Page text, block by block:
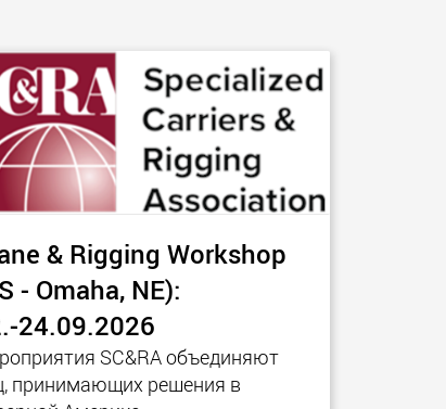
средства
SPMT и промышленные
транспортные средства
для грузов до 25 000 т и
более
www.cometto.com
& Rigging Workshop
- Omaha, NE):
24.09.2026
SC&RA объединяют
принимающих решения в